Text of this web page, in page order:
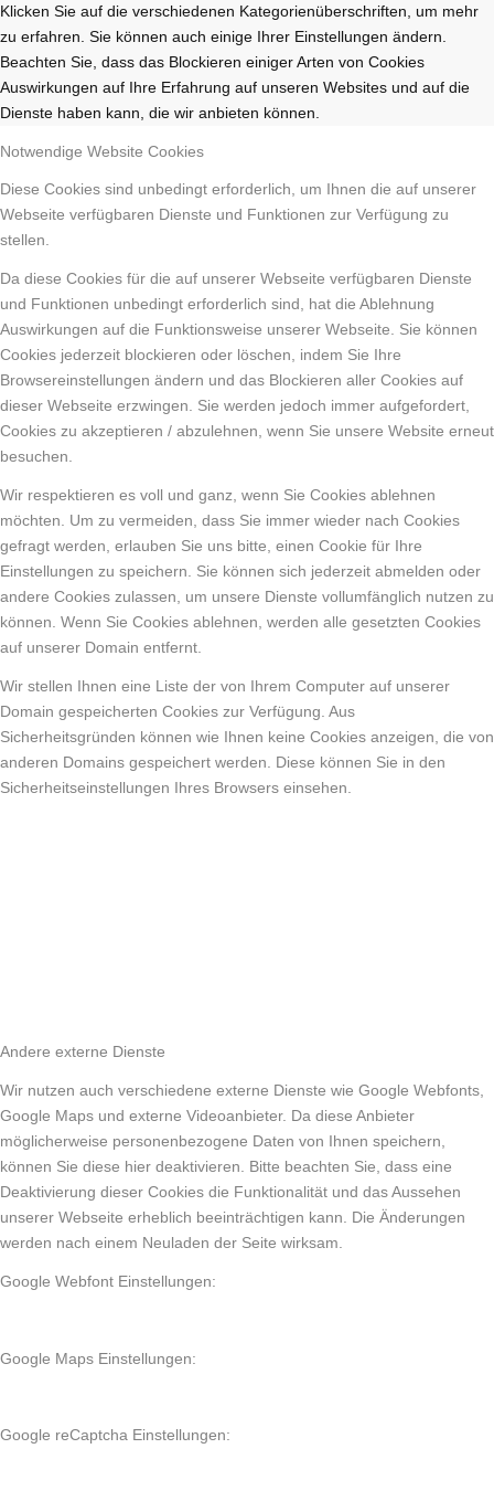
Klicken Sie auf die verschiedenen Kategorienüberschriften, um mehr
zu erfahren. Sie können auch einige Ihrer Einstellungen ändern.
Beachten Sie, dass das Blockieren einiger Arten von Cookies
Auswirkungen auf Ihre Erfahrung auf unseren Websites und auf die
Dienste haben kann, die wir anbieten können.
Notwendige Website Cookies
Diese Cookies sind unbedingt erforderlich, um Ihnen die auf unserer
Webseite verfügbaren Dienste und Funktionen zur Verfügung zu
stellen.
Da diese Cookies für die auf unserer Webseite verfügbaren Dienste
und Funktionen unbedingt erforderlich sind, hat die Ablehnung
Auswirkungen auf die Funktionsweise unserer Webseite. Sie können
Cookies jederzeit blockieren oder löschen, indem Sie Ihre
Browsereinstellungen ändern und das Blockieren aller Cookies auf
dieser Webseite erzwingen. Sie werden jedoch immer aufgefordert,
Cookies zu akzeptieren / abzulehnen, wenn Sie unsere Website erneut
besuchen.
Wir respektieren es voll und ganz, wenn Sie Cookies ablehnen
möchten. Um zu vermeiden, dass Sie immer wieder nach Cookies
gefragt werden, erlauben Sie uns bitte, einen Cookie für Ihre
Einstellungen zu speichern. Sie können sich jederzeit abmelden oder
andere Cookies zulassen, um unsere Dienste vollumfänglich nutzen zu
können. Wenn Sie Cookies ablehnen, werden alle gesetzten Cookies
auf unserer Domain entfernt.
Wir stellen Ihnen eine Liste der von Ihrem Computer auf unserer
Domain gespeicherten Cookies zur Verfügung. Aus
Sicherheitsgründen können wie Ihnen keine Cookies anzeigen, die von
anderen Domains gespeichert werden. Diese können Sie in den
Sicherheitseinstellungen Ihres Browsers einsehen.
Andere externe Dienste
Wir nutzen auch verschiedene externe Dienste wie Google Webfonts,
Google Maps und externe Videoanbieter. Da diese Anbieter
möglicherweise personenbezogene Daten von Ihnen speichern,
können Sie diese hier deaktivieren. Bitte beachten Sie, dass eine
Deaktivierung dieser Cookies die Funktionalität und das Aussehen
unserer Webseite erheblich beeinträchtigen kann. Die Änderungen
werden nach einem Neuladen der Seite wirksam.
Google Webfont Einstellungen:
Google Maps Einstellungen:
Google reCaptcha Einstellungen: